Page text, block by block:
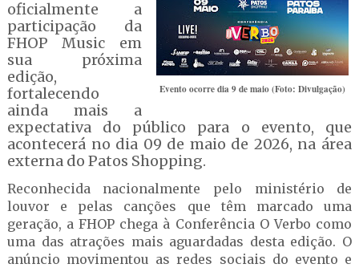
Evento ocorre dia 9 de maio (Foto: Divulgação)
oficialmente a
participação da
FHOP Music em
sua próxima
edição,
fortalecendo
ainda mais a
expectativa do público para o evento, que
acontecerá no dia 09 de maio de 2026, na área
externa do Patos Shopping.
Reconhecida nacionalmente pelo ministério de
louvor e pelas canções que têm marcado uma
geração, a FHOP chega à Conferência O Verbo como
uma das atrações mais aguardadas desta edição. O
anúncio movimentou as redes sociais do evento e